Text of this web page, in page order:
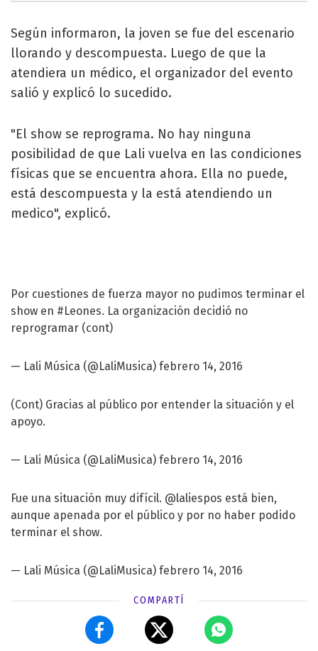
Según informaron, la joven se fue del escenario
llorando y descompuesta. Luego de que la
atendiera un médico, el organizador del evento
salió y explicó lo sucedido.
"El show se reprograma. No hay ninguna
posibilidad de que Lali vuelva en las condiciones
físicas que se encuentra ahora. Ella no puede,
está descompuesta y la está atendiendo un
medico", explicó.
Por cuestiones de fuerza mayor no pudimos terminar el
show en #Leones. La organización decidió no
reprogramar (cont)
— Lali Música (@LaliMusica) febrero 14, 2016
(Cont) Gracias al público por entender la situación y el
apoyo.
— Lali Música (@LaliMusica) febrero 14, 2016
Fue una situación muy difícil. @laliespos está bien,
aunque apenada por el público y por no haber podido
terminar el show.
— Lali Música (@LaliMusica) febrero 14, 2016
COMPARTÍ